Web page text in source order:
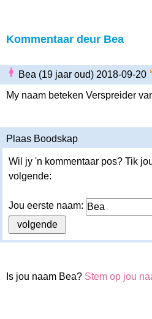
Kommentaar deur Bea
Bea (19 jaar oud) 2018-09-20
My naam beteken Verspreider
Plaas Boodskap
Wil jy 'n kommentaar pos? Tik
volgende:
Jou eerste naam:
Is jou naam Bea? Stem op jou